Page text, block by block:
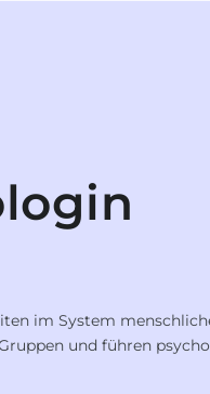
im System
und führen